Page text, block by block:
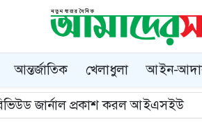
আন্তর্জাতিক খেলাধুলা আইন-
জার্নাল প্রকাশ করল আইএসইউ